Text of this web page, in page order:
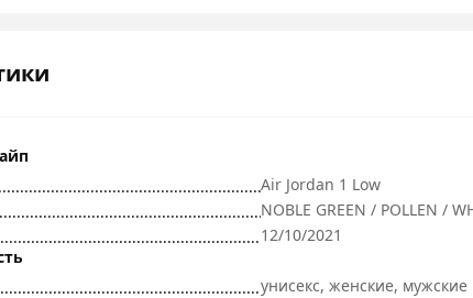
Air Jordan 1 Low
NOBLE GREEN / POLLEN /
12/10/2021
унисекс, женские, мужские